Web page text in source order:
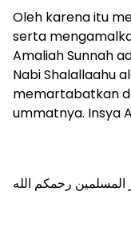
Oleh karena itu
serta
Amaliah Sunnah
Nabi Shalallaahu
memartabatkan
ummatnya. Insya
رحمكم الله